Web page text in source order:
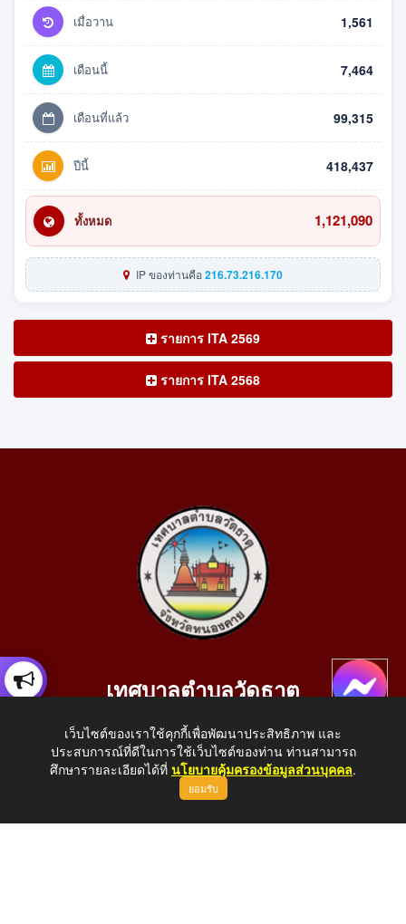
เมื่อวาน 1,561
เดือนนี้ 7,464
เดือนที่แล้ว 99,315
ปีนี้ 418,437
ทั้งหมด 1,121,090
IP ของท่านคือ216.73.216.170
รายการ ITA 2569
รายการ ITA 2568
เทศบาลตำบลวัดธาตุ
อ.เมือง จ.หนองคาย 43000
โทรศัพท์: 042-414758 โทรสาร: 042-414759
E-Mail: saraban_05430110@dla.go.th
เว็บไซต์ของเราใช้คุกกี้เพื่อพัฒนาประสิทธิภาพ และ
ประสบการณ์ที่ดีในการใช้เว็บไซต์ของท่าน ท่านสามารถ
ศึกษารายละเอียดได้ที่ นโยบายคุ้มครองข้อมูลส่วนบุคคล.
ยอมรับ